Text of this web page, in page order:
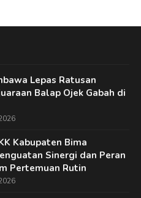
Lepas Ratusan
Balap Ojek Gabah di
Kabupaten Bima
Sinergi dan Peran
Pertemuan Rutin